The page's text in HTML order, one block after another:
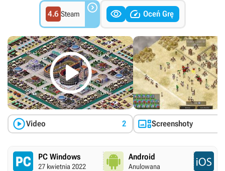
4.6 Steam    Oceń Grę

Video 2 Screenshoty
PC Windows
27 kwietnia 2022
Android
Anulowana